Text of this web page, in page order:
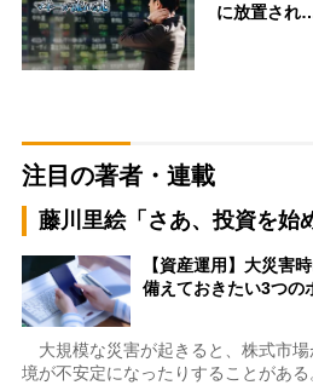
に放置され
注目の著者・連載
藤川里絵「さあ、投資を始
【資産運用】大災害
備えておきたい3つ
大規模な災害が起きると、株式市
境が不安定になったりすることがあ